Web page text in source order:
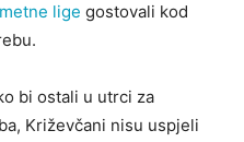
lige gostovali kod
bi ostali u utrci za
Križevčani nisu uspjeli